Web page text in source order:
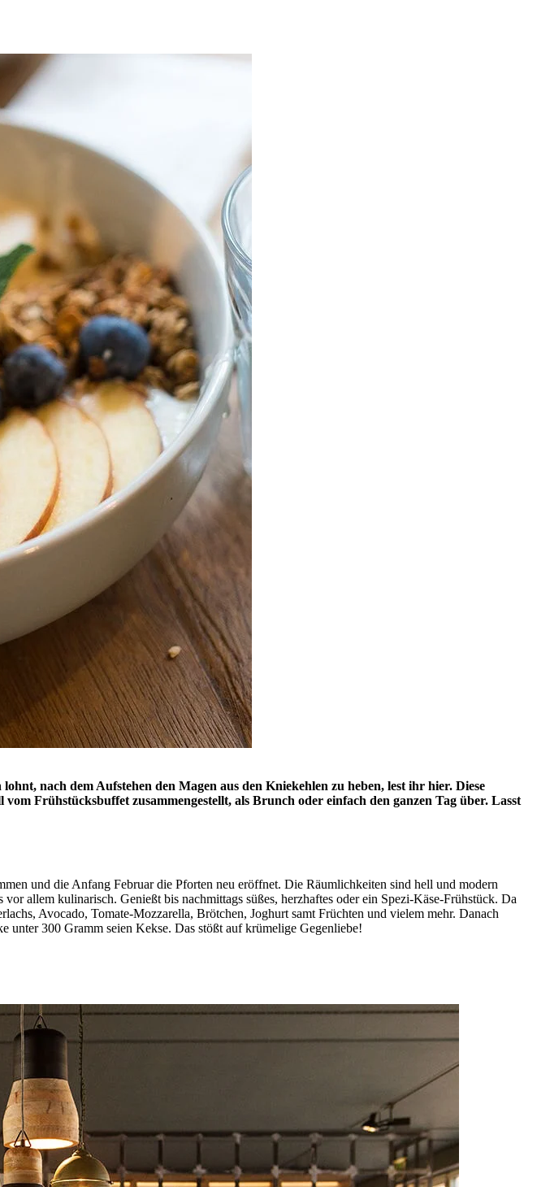
nach dem Aufstehen den Magen aus den Kniekehlen zu heben, lest ihr hier. Diese
Frühstücksbuffet zusammengestellt, als Brunch oder einfach den ganzen Tag über. Lasst
und die Anfang Februar die Pforten neu eröffnet. Die Räumlichkeiten sind hell und modern
allem kulinarisch. Genießt bis nachmittags süßes, herzhaftes oder ein Spezi-Käse-Frühstück. Da
Avocado, Tomate-Mozzarella, Brötchen, Joghurt samt Früchten und vielem mehr. Danach
300 Gramm seien Kekse. Das stößt auf krümelige Gegenliebe!